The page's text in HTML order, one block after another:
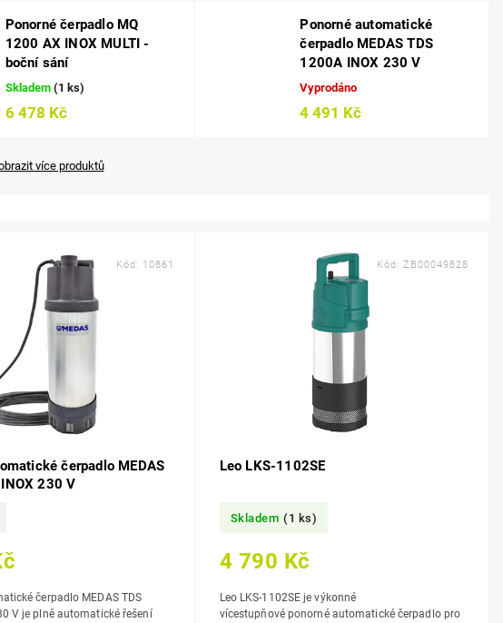
Ponorné čerpadlo MQ
1200 AX INOX MULTI -
boční sání
Skladem (1 ks)
6 478 Kč
Ponorné automatické
čerpadlo MEDAS TDS
1200A INOX 230 V
Vyprodáno
4 491 Kč
více produktů
čerpadlo MEDAS
230 V
čerpadlo MEDAS TDS
V je plně automatické řešení
Kód: 10861
Leo LKS-1102SE
Skladem (1 ks)
4 790 Kč
Leo LKS-1102SE je výkonné
vícestupňové ponorné automatické čerpadlo pro
Kód: ZB00049828